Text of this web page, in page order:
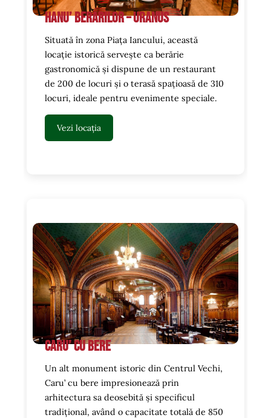
Hanu’ Berarilor – Uranus
Situată în zona Piața Iancului, această
locație istorică servește ca berărie
gastronomică și dispune de un restaurant
de 200 de locuri și o terasă spațioasă de 310
locuri, ideale pentru evenimente speciale.
Vezi locația
Caru’ cu bere
Un alt monument istoric din Centrul Vechi,
Caru’ cu bere impresionează prin
arhitectura sa deosebită și specificul
tradițional, având o capacitate totală de 850